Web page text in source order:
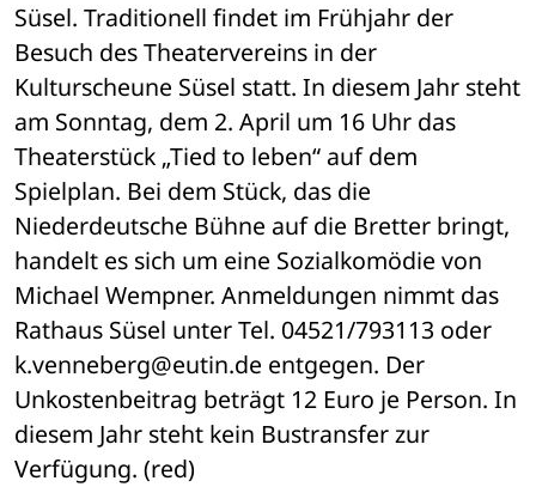
Süsel. Traditionell findet im Frühjahr der
Besuch des Theatervereins in der
Kulturscheune Süsel statt. In diesem Jahr steht
am Sonntag, dem 2. April um 16 Uhr das
Theaterstück „Tied to leben“ auf dem
Spielplan. Bei dem Stück, das die
Niederdeutsche Bühne auf die Bretter bringt,
handelt es sich um eine Sozialkomödie von
Michael Wempner. Anmeldungen nimmt das
Rathaus Süsel unter Tel. 04521/793113 oder
k.venneberg@eutin.de entgegen. Der
Unkostenbeitrag beträgt 12 Euro je Person. In
diesem Jahr steht kein Bustransfer zur
Verfügung. (red)